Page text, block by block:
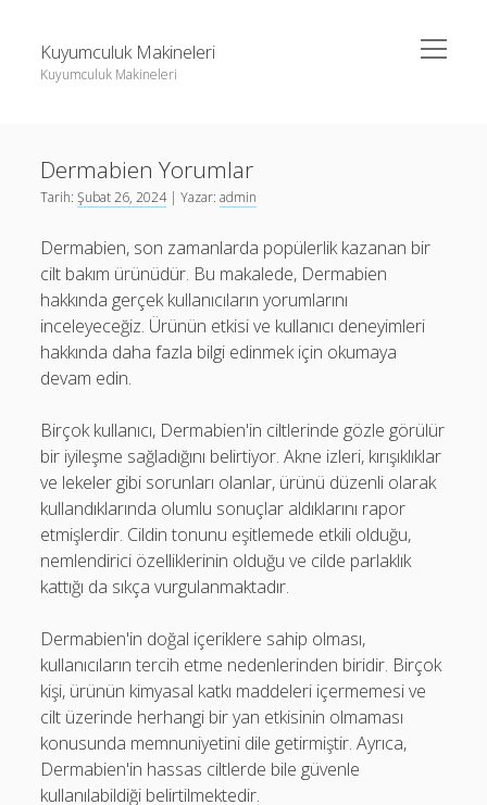
Kuyumculuk Makineleri
Kuyumculuk Makineleri
menüyü
aç
Liste
Sayfa Listesi
Shorts Beğeni Gönderme Hilesi Ücretsiz
Twitter Gizli Sikiş
Liste
Sayfa Listesi
Shorts Beğeni Gönderme Hilesi Ücretsiz
Twitter Gizli Sikiş
Dermabien Yorumlar
Tarih:Şubat 26, 2024| Yazar:admin
Dermabien, son zamanlarda popülerlik kazanan bir
cilt bakım ürünüdür. Bu makalede, Dermabien
hakkında gerçek kullanıcıların yorumlarını
inceleyeceğiz. Ürünün etkisi ve kullanıcı deneyimleri
hakkında daha fazla bilgi edinmek için okumaya
devam edin.
Birçok kullanıcı, Dermabien'in ciltlerinde gözle görülür
bir iyileşme sağladığını belirtiyor. Akne izleri, kırışıklıklar
ve lekeler gibi sorunları olanlar, ürünü düzenli olarak
kullandıklarında olumlu sonuçlar aldıklarını rapor
etmişlerdir. Cildin tonunu eşitlemede etkili olduğu,
nemlendirici özelliklerinin olduğu ve cilde parlaklık
kattığı da sıkça vurgulanmaktadır.
Dermabien'in doğal içeriklere sahip olması,
kullanıcıların tercih etme nedenlerinden biridir. Birçok
kişi, ürünün kimyasal katkı maddeleri içermemesi ve
cilt üzerinde herhangi bir yan etkisinin olmaması
konusunda memnuniyetini dile getirmiştir. Ayrıca,
Dermabien'in hassas ciltlerde bile güvenle
kullanılabildiği belirtilmektedir.